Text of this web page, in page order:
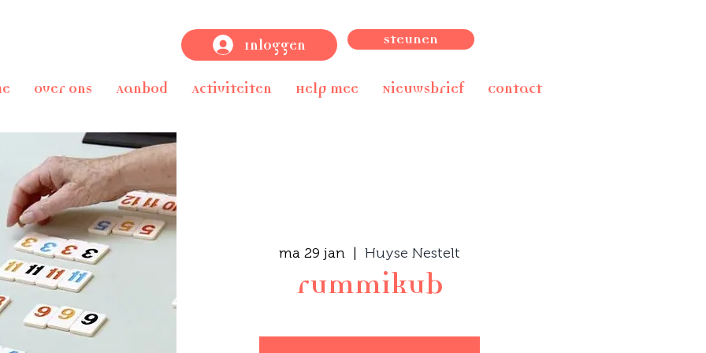
Inloggen Steunen
Over ons Aanbod Activiteiten Help mee Nieuwsbrief Contact
ma 29 jan
  |
Huyse Nestelt
rummikub